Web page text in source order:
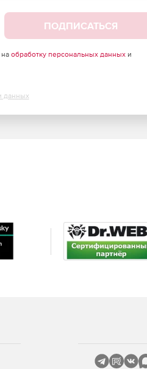
ПОДПИСАТЬСЯ
обработку персональных данныхи
данных